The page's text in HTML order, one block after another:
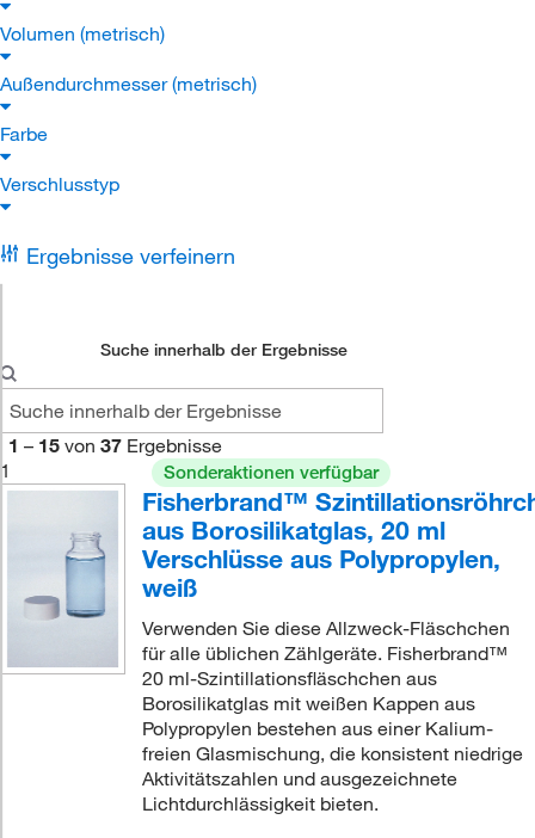
Volumen (metrisch)
Außendurchmesser (metrisch)
Farbe
Verschlusstyp
Ergebnisse verfeinern
Suche innerhalb der Ergebnisse
1 – 15 von 37 Ergebnisse
1
Sonderaktionen verfügbar
Fisherbrand™
aus Borosilikatglas, 20 ml
Verschlüsse aus Polypropylen,
weiß
Verwenden Sie diese Allzweck-Fläschchen
für alle üblichen Zählgeräte. Fisherbrand™
20 ml-Szintillationsfläschchen aus
Borosilikatglas mit weißen Kappen aus
Polypropylen bestehen aus einer Kalium-
freien Glasmischung, die konsistent niedrige
Aktivitätszahlen und ausgezeichnete
Lichtdurchlässigkeit bieten.